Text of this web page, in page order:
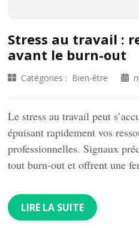
Stress au travail :
avant le burn-out
Catégories : Bien-être
Le stress au travail peut
épuisant rapidement vos
professionnelles. Signaux
tout burn-out et offrent une
LIRE LA SUITE